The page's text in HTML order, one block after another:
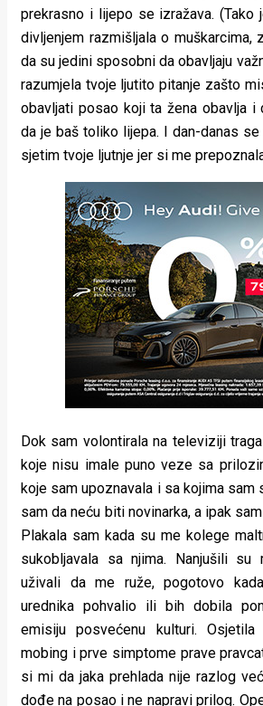
prekrasno i lijepo se izražava. (Tako
divljenjem razmišljala o muškarcima,
da su jedini sposobni da obavljaju
razumjela tvoje ljutito pitanje zašto
obavljati posao koji ta žena obavlja
da je baš toliko lijepa. I dan-danas
sjetim tvoje ljutnje jer si me
Dok sam volontirala na televiziji
koje nisu imale puno veze sa
koje sam upoznavala i sa kojima sam
sam da neću biti novinarka, a ipak
Plakala sam kada su me kolege
sukobljavala sa njima. Nanjušili
uživali da me ruže, pogotovo
urednika pohvalio ili bih dobila
emisiju posvećenu kulturi.
mobing i prve simptome prave
si mi da jaka prehlada nije razlog
dođe na posao i ne napravi prilog.